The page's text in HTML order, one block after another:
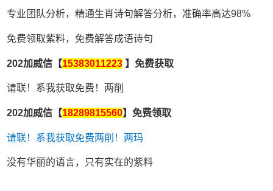
专业团队分析，精通生肖诗句解答分析，准确率高达98%
免费领取紫料，免费解答成语诗句
202加威信【15383011223 】免费获取
请联！系我获取免费！两削
202加威信【18289815560】免费领取
请联！系我获取免费两削！两玛
没有华丽的语言，只有实在的紫料